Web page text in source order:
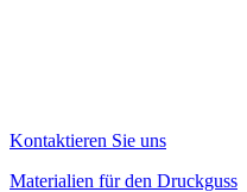
Kontaktieren Sie uns
Materialien für den Druckguss